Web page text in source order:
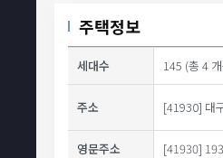
주택정보
세대수 145 (총 4
주소 [41930] 대
영문주소 [41930]